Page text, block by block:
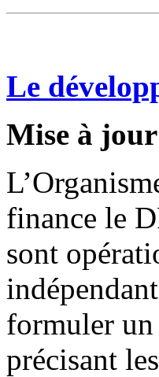
Le
Mise à
finance le
sont
formuler un
précisant